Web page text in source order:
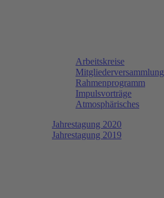
Arbeitskreise
Mitgliederversammlung
Rahmenprogramm
Impulsvorträge
Atmosphärisches
Jahrestagung 2020
Jahrestagung 2019